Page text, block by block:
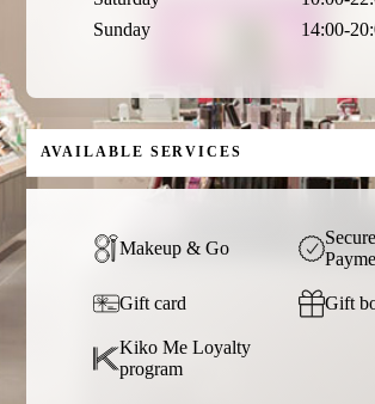
Sunday
14:00-
AVAILABLE SERVICES
Makeup & Go
Gift card Gift
Kiko Me Loyalty
program